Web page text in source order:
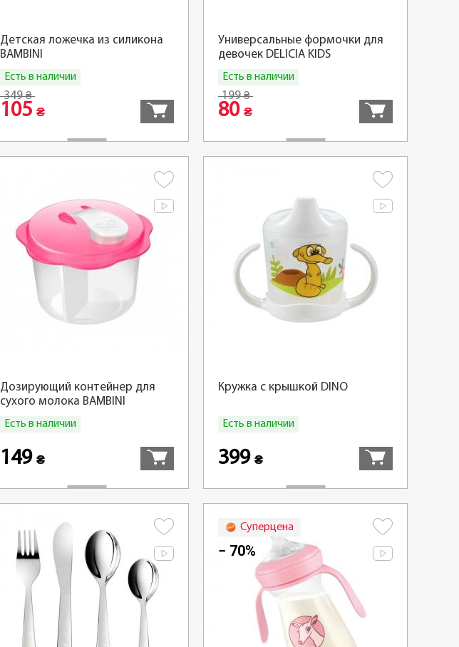
Детская ложечка из силикона
BAMBINI
Есть в наличии
349₴
105 ₴
Универсальные формочки для
девочек DELICIA KIDS
Есть в наличии
199₴
80₴
Дозирующий контейнер для
сухого молока BAMBINI
Есть в наличии
149 ₴
Кружка с крышкой DINO
Есть в наличии
399₴
Суперцена
− 70%